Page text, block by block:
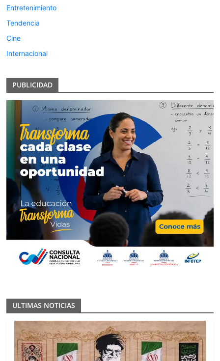
Entretenimiento
Tendencia
Cine
Internacional
PUBLICIDAD
ULTIMAS NOTICIAS